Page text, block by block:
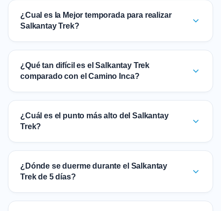
¿Cual es la Mejor temporada para realizar
Salkantay Trek?
¿Qué tan difícil es el Salkantay Trek
comparado con el Camino Inca?
¿Cuál es el punto más alto del Salkantay
Trek?
¿Dónde se duerme durante el Salkantay
Trek de 5 días?